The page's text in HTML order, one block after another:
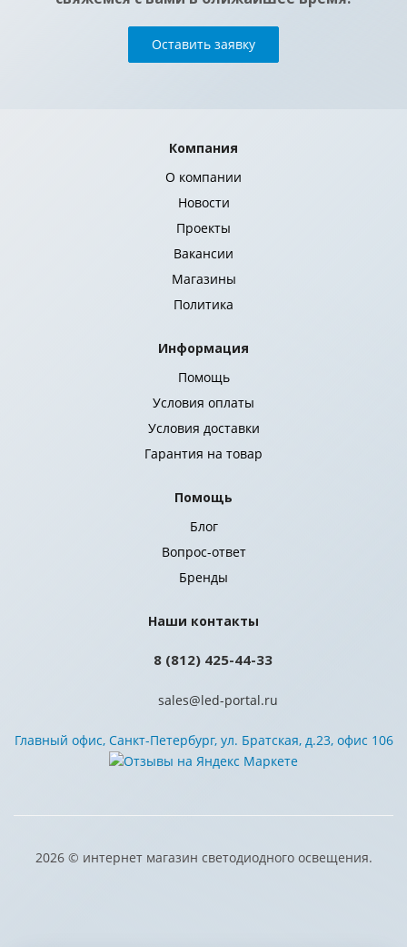
Оставить заявку
Компания
О компании
Новости
Проекты
Вакансии
Магазины
Политика
Информация
Помощь
Условия оплаты
Условия доставки
Гарантия на товар
Помощь
Блог
Вопрос-ответ
Бренды
Наши контакты
8 (812) 425-44-33
sales@led-portal.ru
Главный офис, Санкт-Петербург, ул. Братская, д.23, офис 106
2026 © интернет магазин светодиодного освещения.